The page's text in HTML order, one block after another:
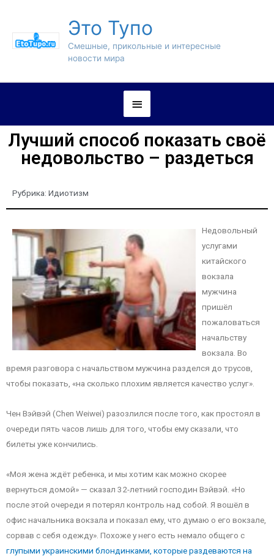
Это Тупо
Смешные, прикольные и интересные
новости мира
Лучший способ показать своё
недовольство – раздеться
Рубрика: Идиотизм
Недовольный
услугами
китайского
вокзала
мужчина
пришёл
пожаловаться
начальству
вокзала. Во
время разговора с начальством мужчина разделся до трусов,
чтобы показать, «на сколько плохим является качество услуг».
Чен Вэйвэй (Chen Weiwei) разозлился после того, как простоял в
очереди пять часов лишь для того, чтобы ему сказали, что
билеты уже кончились.
«Моя жена ждёт ребенка, и мы хотим как можно скорее
вернуться домой» — сказал 32-летний господин Вэйвэй. «Но
после этой очереди я потерял контроль над собой. Я вошёл в
офис начальника вокзала и показал ему, что думаю о его вокзале,
сорвав с себя одежду». Похоже у него есть немало общего с
глупыми украинскими блондинками, которые раздеваются на